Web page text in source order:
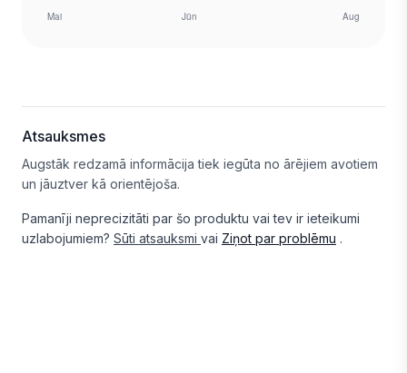
Atsauksmes
Augstāk redzamā informācija tiek iegūta no ārējiem avotiem
un jāuztver kā orientējoša.
Pamanīji neprecizitāti par šo produktu vai tev ir ieteikumi
uzlabojumiem? Sūti atsauksmi vai Ziņot par problēmu .